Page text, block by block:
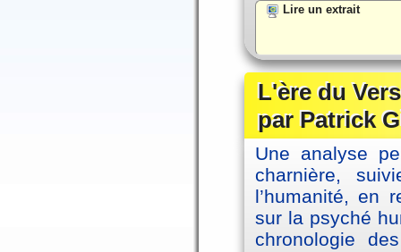
Lire un extrait
L'ère du
par Patrick
Une analyse
charnière,
l’humanité, en
sur la psyché
chronologie